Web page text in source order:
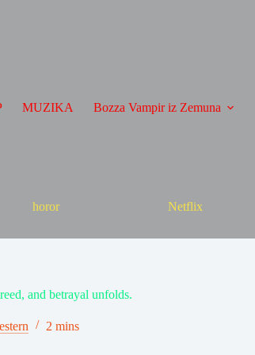
MUZIKA Bozza Vampir iz Zemuna
horor Netflix
and betrayal unfolds.
2 mins